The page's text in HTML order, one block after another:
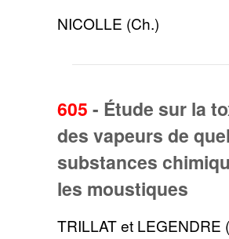
NICOLLE (Ch.)
605 - Étude sur la
des vapeurs de
substances
les moustiques
TRILLAT et LEGENDRE